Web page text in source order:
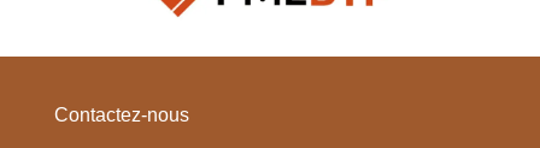
Contactez-nous